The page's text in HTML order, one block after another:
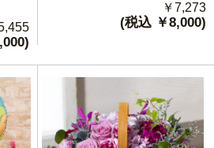
￥7,273
(税込 ￥8,000)